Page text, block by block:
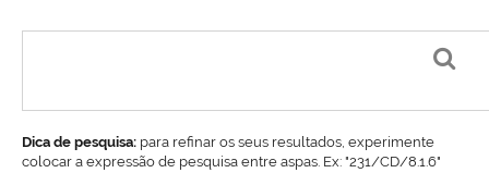
Dica de pesquisa: para refinar os seus resultados, experimente
colocar a expressão de pesquisa entre aspas. Ex: "231/CD/8.1.6"